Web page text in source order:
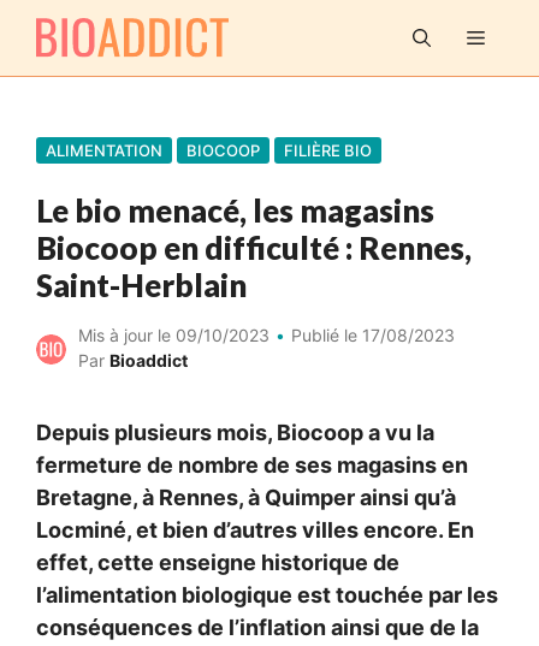
Aller
contenu
MENU
ALIMENTATION BIOCOOP FILIÈRE BIO
Le bio menacé, les magasins
Biocoop en difficulté : Rennes,
Saint-Herblain
Mis à jour le 09/10/2023 Publié le 17/08/2023
Par Bioaddict
Depuis plusieurs mois, Biocoop a vu la
fermeture de nombre de ses magasins en
Bretagne, à Rennes, à Quimper ainsi qu’à
Locminé, et bien d’autres villes encore. En
effet, cette enseigne historique de
l’alimentation biologique est touchée par les
conséquences de l’inflation ainsi que de la